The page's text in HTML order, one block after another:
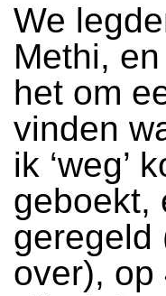
We
Methi,
het om
vinden
ik ‘weg’
geboekt,
geregeld
over), op